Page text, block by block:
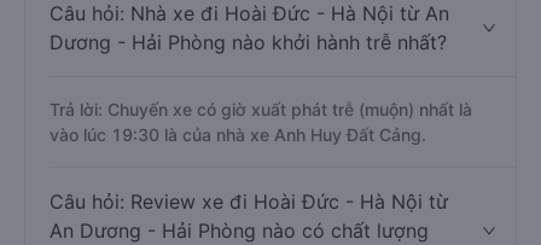
Câu hỏi: Nhà xe đi Hoài Đức - Hà Nội từ An
Dương - Hải Phòng nào khởi hành trễ nhất?
Trả lời: Chuyến xe có giờ xuất phát trễ (muộn) nhất là
vào lúc 19:30 là của nhà xe Anh Huy Đất Cảng.
Câu hỏi: Review xe đi Hoài Đức - Hà Nội từ
An Dương - Hải Phòng nào có chất lượng